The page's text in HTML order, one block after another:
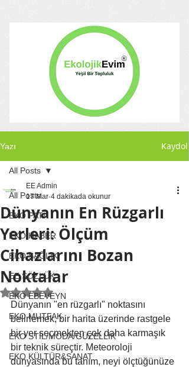
Yazı Kaydol
All Posts
EKO PATİ
EKO HABER
EKO SAĞLIK
EE SÖZLÜK
EKO EBEVEYN
EKO MUTFAK
EKO STİL/MODA/GÜZELLİK
EKO KÜLTÜR&SANAT
All Posts
Dünyanın En Rüzgarlı
Yerleri: Ölçüm
Cihazlarını Bozan
Noktalar
EE Admin
17 Mar 4 dakikada okunur
5 üzerinden NaN yıldız
Dünyanın "en rüzgarlı" noktasını
belirlemek, bir harita üzerinde rastgele
bir yer seçmekten çok daha karmaşık
bir teknik süreçtir. Meteoroloji
dünyasında bu tanım, neyi ölçtüğünüze